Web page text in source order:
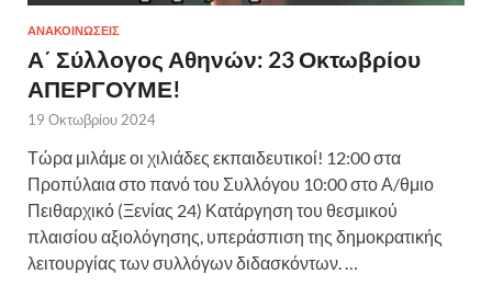
ΑΝΑΚΟΙΝΩΣΕΙΣ
Α΄ Σύλλογος Αθηνών: 23 Οκτωβρίου
ΑΠΕΡΓΟΥΜΕ!
19 Οκτωβρίου 2024
Τώρα μιλάμε οι χιλιάδες εκπαιδευτικοί! 12:00 στα
Προπύλαια στο πανό του Συλλόγου 10:00 στο Α/θμιο
Πειθαρχικό (Ξενίας 24) Κατάργηση του θεσμικού
πλαισίου αξιολόγησης, υπεράσπιση της δημοκρατικής
λειτουργίας των συλλόγων διδασκόντων. …